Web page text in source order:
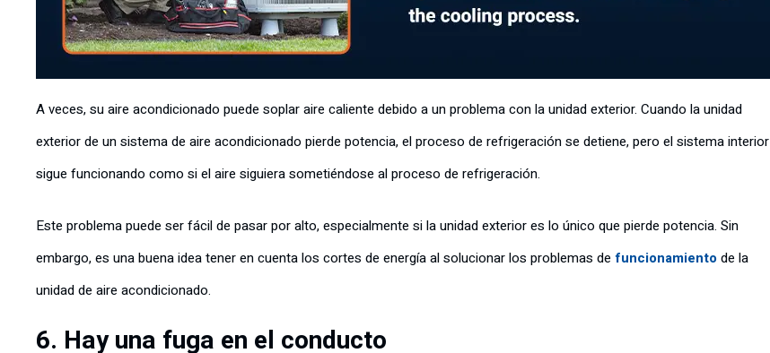
A veces, su aire acondicionado puede soplar aire caliente debido a un problema con la unidad exterior. Cuando la unidad
exterior de un sistema de aire acondicionado pierde potencia, el proceso de refrigeración se detiene, pero el sistema interior
sigue funcionando como si el aire siguiera sometiéndose al proceso de refrigeración.
Este problema puede ser fácil de pasar por alto, especialmente si la unidad exterior es lo único que pierde potencia. Sin
embargo, es una buena idea tener en cuenta los cortes de energía al solucionar los problemas de funcionamiento de la
unidad de aire acondicionado.
6. Hay una fuga en el conducto